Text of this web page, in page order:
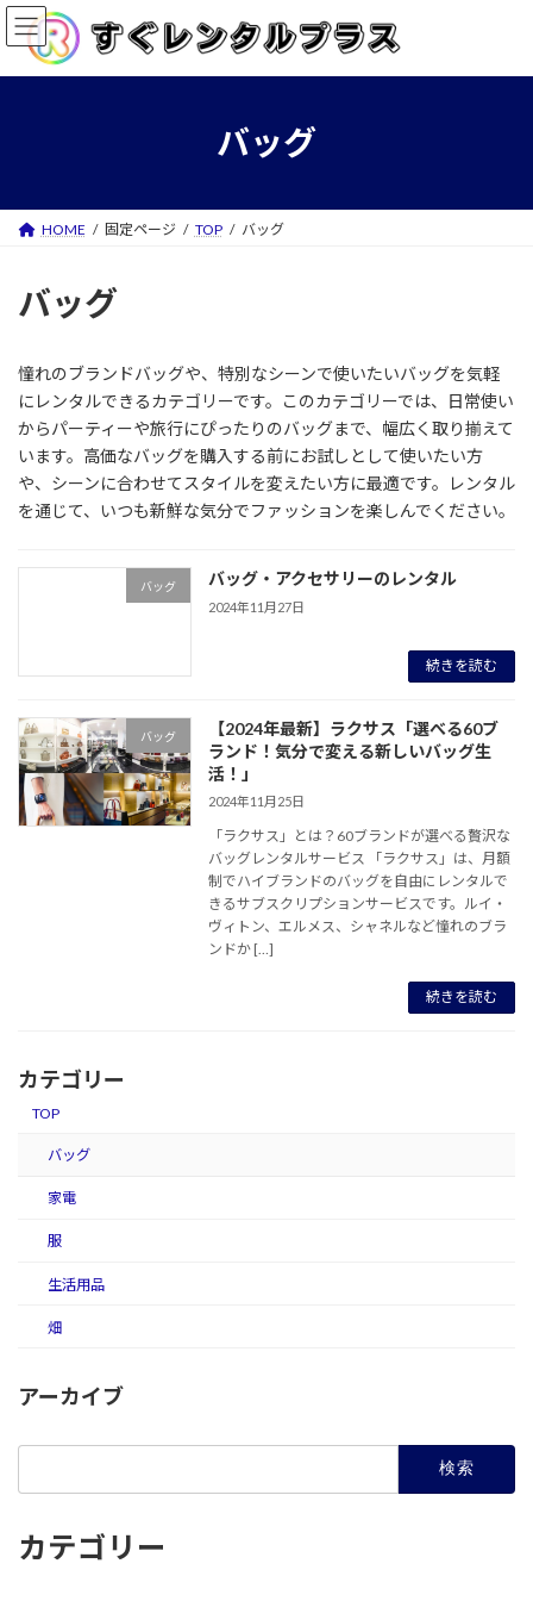
コ
ン
ン
ナ
ビ
ー
バッグ
HOME 固定ページ TOP バッグ
バッグ
憧れのブランドバッグや、特別なシーンで使いたいバッグを気軽
にレンタルできるカテゴリーです。このカテゴリーでは、日常使い
からパーティーや旅行にぴったりのバッグまで、幅広く取り揃えて
います。高価なバッグを購入する前にお試しとして使いたい方
や、シーンに合わせてスタイルを変えたい方に最適です。レンタル
を通じて、いつも新鮮な気分でファッションを楽しんでください。
バッグ バッグ・アクセサリーのレンタル
2024年11月27日
続きを読む
バッグ
【2024年最新】ラクサス「選べる60ブ
ランド！気分で変える新しいバッグ生
活！」
2024年11月25日
「ラクサス」とは？60ブランドが選べる贅沢な
バッグレンタルサービス 「ラクサス」は、月額
制でハイブランドのバッグを自由にレンタルで
きるサブスクリプションサービスです。ルイ・
ヴィトン、エルメス、シャネルなど憧れのブラ
ンドか […]
続きを読む
カテゴリー
TOP
バッグ
家電
服
生活用品
畑
アーカイブ
カテゴリー